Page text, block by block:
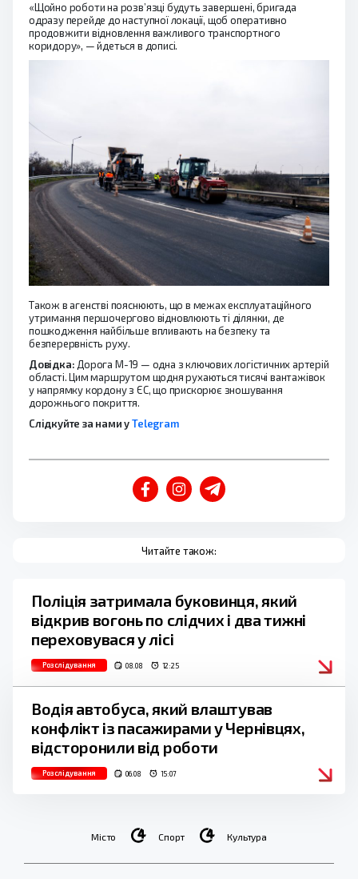
«Щойно роботи на розв’язці будуть завершені, бригада
одразу перейде до наступної локації, щоб оперативно
продовжити відновлення важливого транспортного
коридору», — йдеться в дописі.
Також в агенстві пояснюють, що в межах експлуатаційного
утримання першочергово відновлюють ті ділянки, де
пошкодження найбільше впливають на безпеку та
безперервність руху.
Довідка: Дорога М-19 — одна з ключових логістичних артерій
області. Цим маршрутом щодня рухаються тисячі вантажівок
у напрямку кордону з ЄС, що прискорює зношування
дорожнього покриття.
Слідкуйте за нами уTelegram
Читайте також:
Поліція затримала буковинця, який
відкрив вогонь по слідчих і два тижні
переховувася у лісі
Розслідування 08.08 12:25
Водія автобуса, який влаштував
конфлікт із пасажирами у Чернівцях,
відсторонили від роботи
Розслідування 06.08 15:07
Місто Спорт Культура